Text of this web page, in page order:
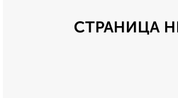
СТРАНИЦА